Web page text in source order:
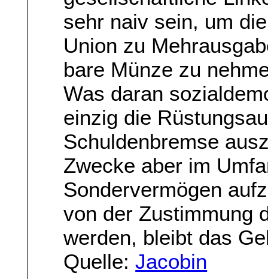
sehr naiv sein, um
Union zu
bare Münze zu
Was daran
einzig die
Schuldenbremse
Zwecke aber im
Sondervermögen
von der Zustimmung
werden, bleibt das
Quelle:Jacobin